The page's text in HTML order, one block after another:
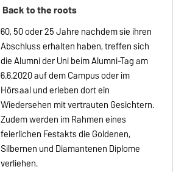
Back to the roots
60, 50 oder 25 Jahre nachdem sie ihren
Abschluss erhalten haben, treffen sich
die Alumni der Uni beimAlumni-Tagam
6.6.2020 auf dem Campus oder im
Hörsaal und erleben dort ein
Wiedersehen mit vertrauten Gesichtern.
Zudem werden im Rahmen eines
feierlichen Festakts die Goldenen,
Silbernen und Diamantenen Diplome
verliehen.